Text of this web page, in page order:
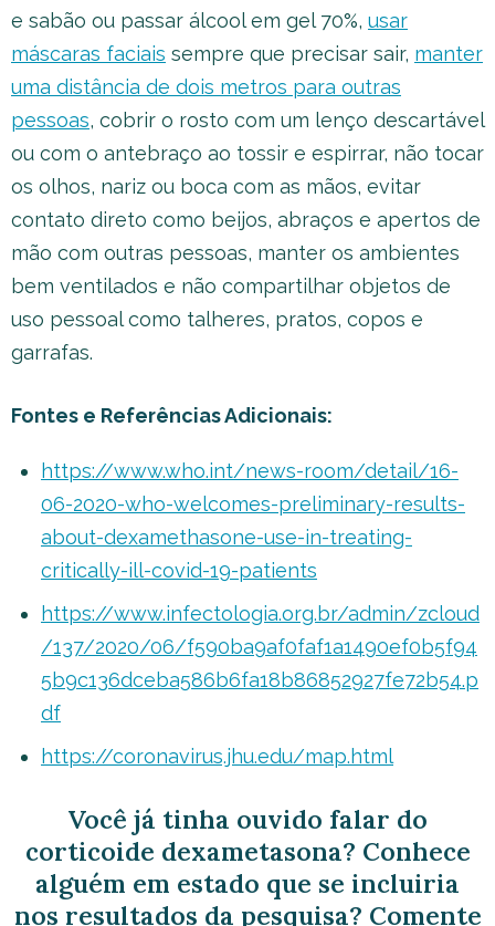
e sabão ou passar álcool em gel 70%, usar
máscaras faciais sempre que precisar sair, manter
uma distância de dois metros para outras
pessoas, cobrir o rosto com um lenço descartável
ou com o antebraço ao tossir e espirrar, não tocar
os olhos, nariz ou boca com as mãos, evitar
contato direto como beijos, abraços e apertos de
mão com outras pessoas, manter os ambientes
bem ventilados e não compartilhar objetos de
uso pessoal como talheres, pratos, copos e
garrafas.
Fontes e Referências Adicionais:
https://www.who.int/news-room/detail/16-
06-2020-who-welcomes-preliminary-results-
about-dexamethasone-use-in-treating-
critically-ill-covid-19-patients
https://www.infectologia.org.br/admin/zcloud
/137/2020/06/f590ba9af0faf1a1490ef0b5f94
5b9c136dceba586b6fa18b86852927fe72b54.p
df
https://coronavirus.jhu.edu/map.html
Você já tinha ouvido falar do
corticoide dexametasona? Conhece
alguém em estado que se incluiria
nos resultados da pesquisa? Comente